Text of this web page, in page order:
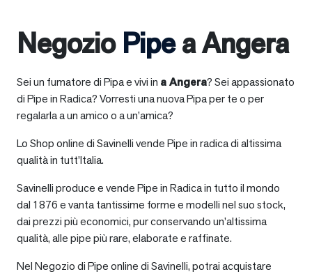
Negozio Pipea Angera
Sei un fumatore di Pipa e vivi in aAngera? Sei appassionato
di Pipe in Radica? Vorresti una nuova Pipa per te o per
regalarla a un amico o a un’amica?
Lo Shop online di Savinelli vende Pipe in radica di altissima
qualità in tutt’Italia.
Savinelli produce e vende Pipe in Radica in tutto il mondo
dal 1876 e vanta tantissime forme e modelli nel suo stock,
dai prezzi più economici, pur conservando un’altissima
qualità, alle pipe più rare, elaborate e raffinate.
Nel Negozio di Pipe online di Savinelli, potrai acquistare